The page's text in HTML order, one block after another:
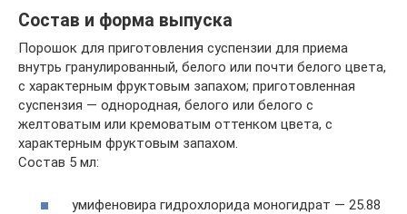
Состав и форма выпуска
Порошок для приготовления суспензии для приема
внутрь гранулированный, белого или почти белого цвета,
с характерным фруктовым запахом; приготовленная
суспензия — однородная, белого или белого с
желтоватым или кремоватым оттенком цвета, с
характерным фруктовым запахом.
Состав 5 мл:
умифеновира ­гидрохлорида ­моногидрат — 25.88